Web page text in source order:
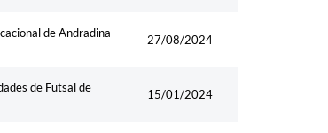
de Andradina
27/08/2024
de Futsal de
15/01/2024